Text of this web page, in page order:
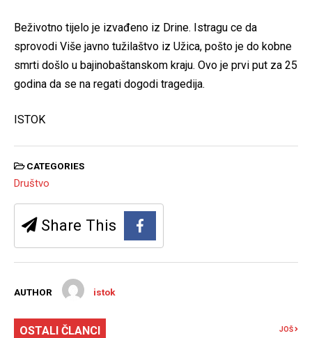
Beživotno tijelo je izvađeno iz Drine. Istragu ce da
sprovodi Više javno tužilaštvo iz Užica, pošto je do kobne
smrti došlo u bajinobaštanskom kraju. Ovo je prvi put za 25
godina da se na regati dogodi tragedija.
ISTOK
CATEGORIES
Društvo
Share This
AUTHOR istok
OSTALI ČLANCI JOŠ